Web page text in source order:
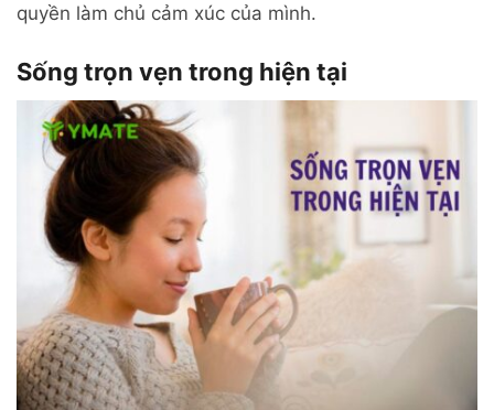
quyền làm chủ cảm xúc của mình.
Sống trọn vẹn trong hiện tại